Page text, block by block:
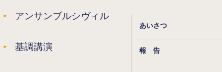
あいさつ
報 告
アンサンブルシヴィル
基調講演